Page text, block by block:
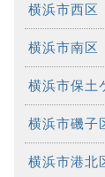
横浜市西区
横浜市南区
横浜市保土
横浜市磯子
横浜市港北